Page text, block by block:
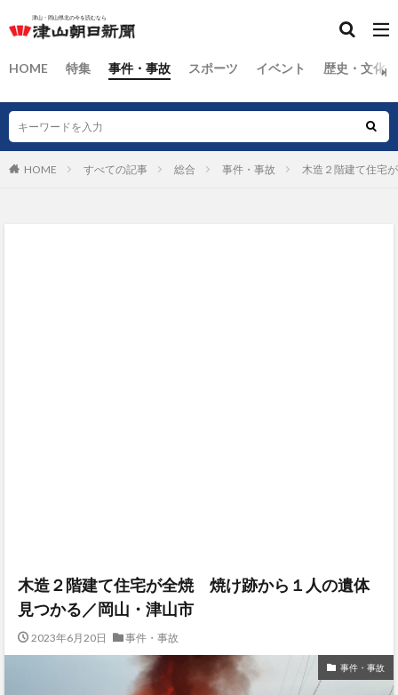
HOME 特集 事件・事故 スポーツ イベント 歴史・文化
HOME すべての記事 総合 事件・事故 木造２階建て住宅
木造２階建て住宅が全焼 焼け跡から１人の遺体
見つかる／岡山・津山市
2023年6月20日 事件・事故
事件・事故